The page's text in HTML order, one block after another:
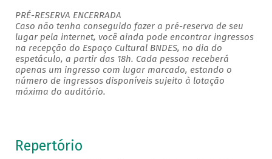
PRÉ-RESERVA ENCERRADA
Caso não tenha conseguido fazer a pré-reserva de seu
lugar pela internet, você ainda pode encontrar ingressos
na recepção do Espaço Cultural BNDES, no dia do
espetáculo, a partir das 18h. Cada pessoa receberá
apenas um ingresso com lugar marcado, estando o
número de ingressos disponíveis sujeito à lotação
máxima do auditório.
Repertório